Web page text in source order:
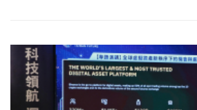
高度連結的命題設計，同學得以從市場脈動
實踐的解決方案，也讓企業觀察年輕世代對